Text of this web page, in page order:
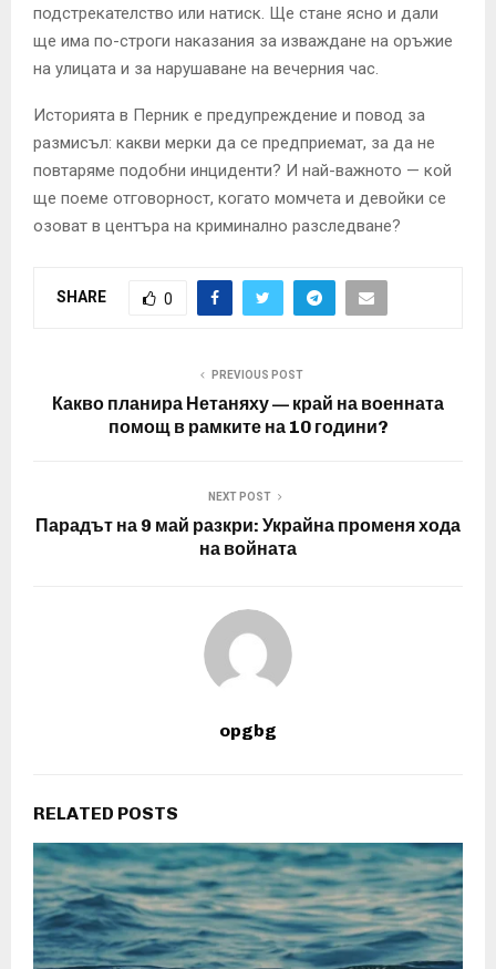
подстрекателство или натиск. Ще стане ясно и дали
ще има по-строги наказания за изваждане на оръжие
на улицата и за нарушаване на вечерния час.
Историята в Перник е предупреждение и повод за
размисъл: какви мерки да се предприемат, за да не
повтаряме подобни инциденти? И най-важното — кой
ще поеме отговорност, когато момчета и девойки се
озоват в центъра на криминално разследване?
SHARE 0
PREVIOUS POST
Какво планира Нетаняху — край на военната
помощ в рамките на 10 години?
NEXT POST
Парадът на 9 май разкри: Украйна променя хода
на войната
opgbg
RELATED POSTS